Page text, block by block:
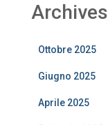
Archives
Ottobre 2025
Giugno 2025
Aprile 2025